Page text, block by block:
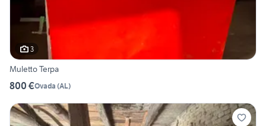
3
Muletto Terpa
800 €Ovada (AL)